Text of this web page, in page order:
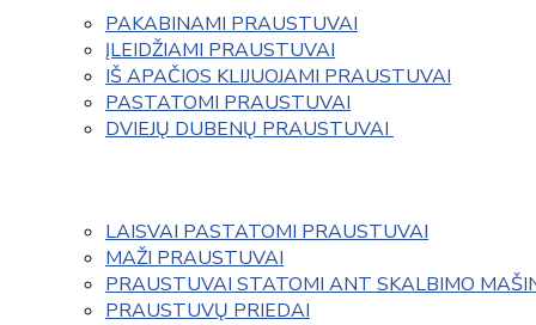
PAKABINAMI PRAUSTUVAI
ĮLEIDŽIAMI PRAUSTUVAI
IŠ APAČIOS KLIJUOJAMI PRAUSTUVAI
PASTATOMI PRAUSTUVAI
DVIEJŲ DUBENŲ PRAUSTUVAI
LAISVAI PASTATOMI PRAUSTUVAI
MAŽI PRAUSTUVAI
PRAUSTUVAI STATOMI ANT SKALBIMO
PRAUSTUVŲ PRIEDAI